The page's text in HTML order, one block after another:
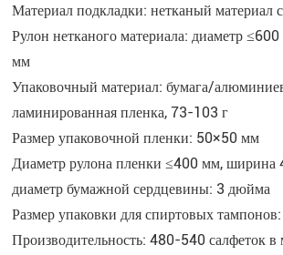
Материал подкладки: нетканый материал
Рулон нетканого материала: диаметр
мм
Упаковочный материал: бумага/
ламинированная пленка, 73-103 г
Размер упаковочной пленки: 50×50 мм
Диаметр рулона пленки ≤400 мм, ширина
диаметр бумажной сердцевины: 3 дюйма
Размер упаковки для спиртовых
Производительность: 480-540 салфеток в